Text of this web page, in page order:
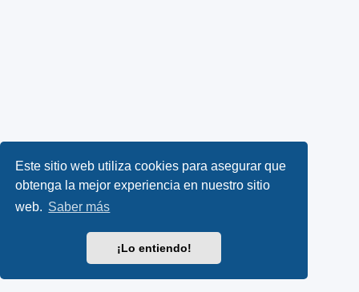
Este sitio web utiliza cookies para asegurar que
obtenga la mejor experiencia en nuestro sitio
web. Saber más
¡Lo entiendo!